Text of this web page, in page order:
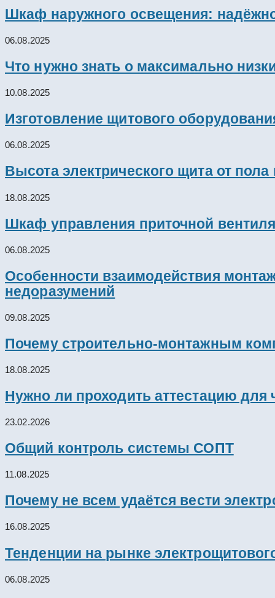
Шкаф наружного освещения:
06.08.2025
Что нужно знать о максимально
10.08.2025
Изготовление щитового
06.08.2025
Высота электрического щита от
18.08.2025
Шкаф управления приточной
06.08.2025
Особенности взаимодействия
недоразумений
09.08.2025
Почему строительно-монтажным
18.08.2025
Нужно ли проходить аттестацию для
23.02.2026
Общий контроль системы СОПТ
11.08.2025
Почему не всем удаётся вести
16.08.2025
Тенденции на рынке
06.08.2025